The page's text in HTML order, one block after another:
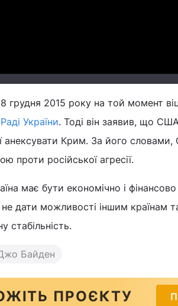
грудня 2015 року на той момент
України. Тоді він заявив, що
анексувати Крим. За його
проти російської агресії.
має бути економічно і
не дати можливості іншим країнам
стабільність.
Байден
ПРОЄКТУ